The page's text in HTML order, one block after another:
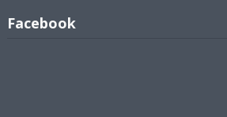
Facebook